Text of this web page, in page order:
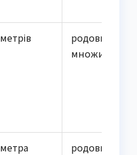
метрів
родовий
множини
метра
родовий